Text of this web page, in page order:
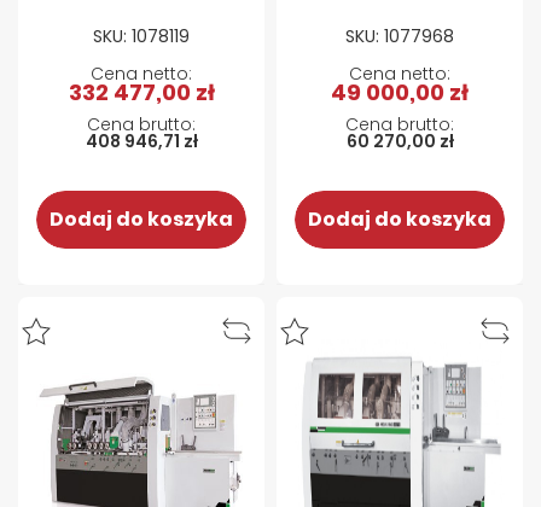
czopiarka 6025M
z
automatycznym
stołem
podawczym D401
SKU: 1078119
408 946,71 zł
332 477,00 zł
Dodaj do koszyka
używana, stan
bdb, 2017
SKU: 1077968
60 270,00 zł
49 000,00 zł
Dodaj do koszyka